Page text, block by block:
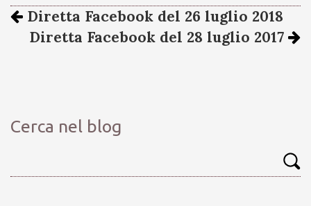
Diretta Facebook del 26 luglio 2018
Diretta Facebook del 28 luglio 2017
Cerca nel blog